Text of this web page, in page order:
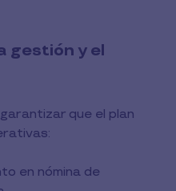
gestión y el
que el plan
en nómina de